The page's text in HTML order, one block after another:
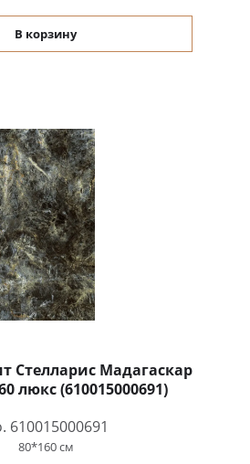
В корзину
Стелларис Мадагаскар
люкс (610015000691)
610015000691
80*160 см